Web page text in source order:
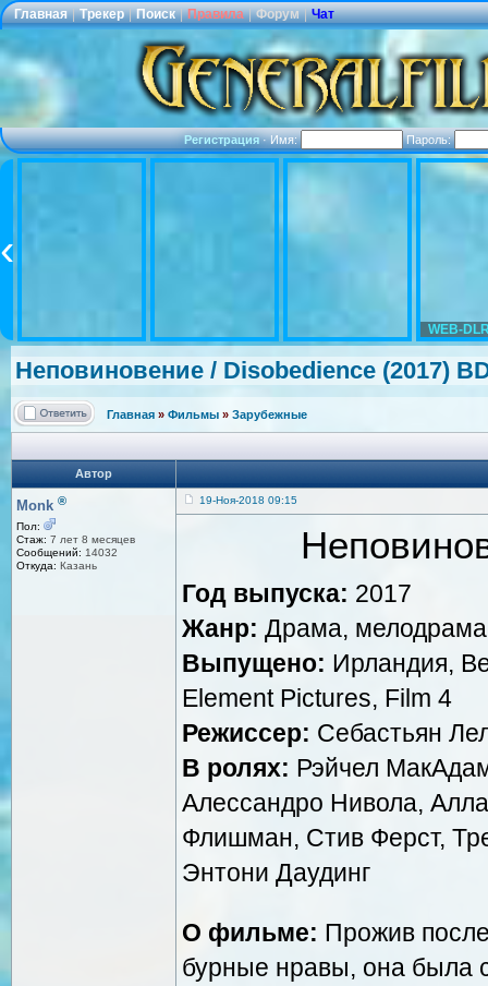
Главная | Трекер | Поиск | Правила | Форум | Чат
Регистрация·Имя: Пароль:
WEB-
Неповиновение / Disobedience (2017)
Главная » Фильмы » Зарубежные
Автор
Monk ®
Пол:
Стаж: 7 лет 8 месяцев
Сообщений: 14032
Откуда: Казань
19-Ноя-2018 09:15
Год выпуска: 2017
Жанр: Драма, мелодрама
Выпущено: Ирландия,
Element Pictures, Film 4
Режиссер: Себастьян
В ролях: Рэйчел
Алессандро Нивола,
Флишман, Стив Ферст,
Энтони Даудинг
О фильме: Прожив
бурные нравы, она была